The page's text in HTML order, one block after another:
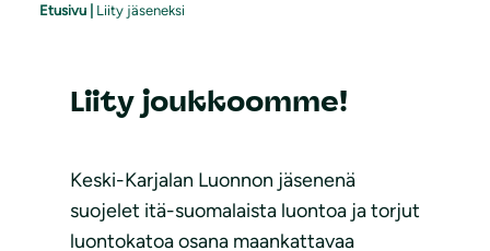
Etusivu Liity jäseneksi
Liity joukkoomme!
Keski-Karjalan Luonnon jäsenenä
suojelet itä-suomalaista luontoa ja torjut
luontokatoa osana maankattavaa